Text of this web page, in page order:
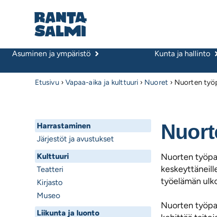
Asuminen ja ympäristö Kunta ja hallinto
Etusivu› Vapaa-aika ja kulttuuri › Nuoret › Nuorten
Harrastaminen
Järjestöt ja avustukset
Kulttuuri
Teatteri
Kirjasto
Museo
Liikunta ja luonto
Nuorten
työelämän
Nuorten